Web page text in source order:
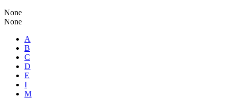
None
None
A
B
C
D
E
I
M